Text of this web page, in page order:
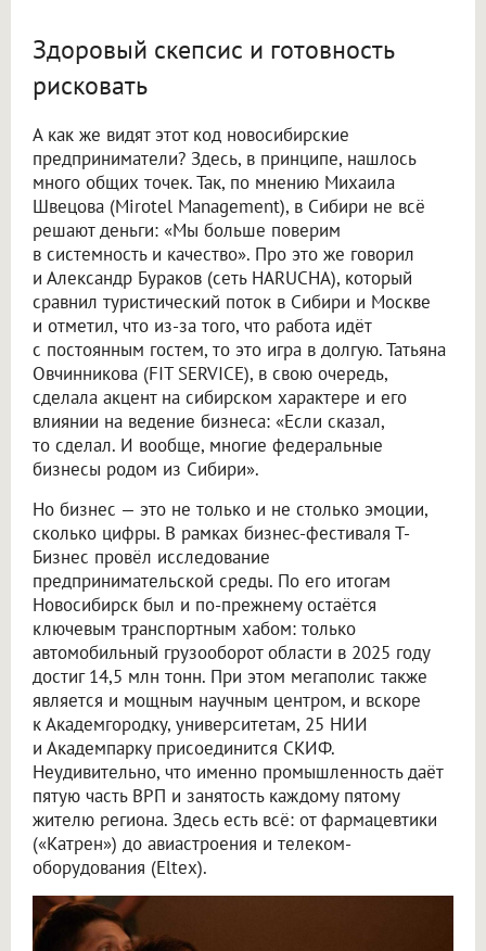
Здоровый скепсис и готовность
рисковать
А как же видят этот код новосибирские
предприниматели? Здесь, в принципе, нашлось
много общих точек. Так, по мнению Михаила
Швецова (Mirotel Management), в Сибири не всё
решают деньги: «Мы больше поверим
в системность и качество». Про это же говорил
и Александр Бураков (сеть HARUCHA), который
сравнил туристический поток в Сибири и Москве
и отметил, что из-за того, что работа идёт
с постоянным гостем, то это игра в долгую. Татьяна
Овчинникова (FIT SERVICE), в свою очередь,
сделала акцент на сибирском характере и его
влиянии на ведение бизнеса: «Если сказал,
то сделал. И вообще, многие федеральные
бизнесы родом из Сибири».
Но бизнес — это не только и не столько эмоции,
сколько цифры. В рамках бизнес-фестиваля Т-
Бизнес провёл исследование
предпринимательской среды. По его итогам
Новосибирск был и по-прежнему остаётся
ключевым транспортным хабом: только
автомобильный грузооборот области в 2025 году
достиг 14,5 млн тонн. При этом мегаполис также
является и мощным научным центром, и вскоре
к Академгородку, университетам, 25 НИИ
и Академпарку присоединится СКИФ.
Неудивительно, что именно промышленность даёт
пятую часть ВРП и занятость каждому пятому
жителю региона. Здесь есть всё: от фармацевтики
(«Катрен») до авиастроения и телеком-
оборудования (Eltex).